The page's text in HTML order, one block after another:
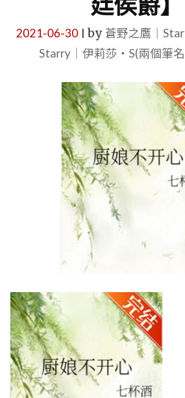
2021-06-30| by 蒼野之鷹｜
Starry｜伊莉莎・S(兩個筆